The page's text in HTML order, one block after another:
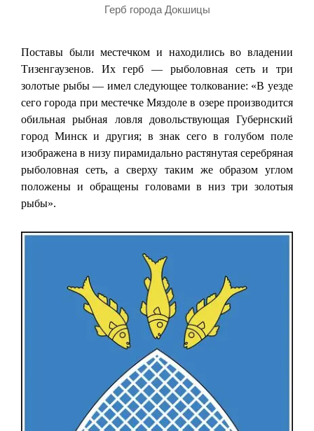
Герб города Докшицы
Поставы были местечком и находились во владении
Тизенгаузенов. Их герб — рыболовная сеть и три
золотые рыбы — имел следующее толкование: «В уезде
сего города при местечке Мяздоле в озере производится
обильная рыбная ловля довольствующая Губернский
город Минск и другия; в знак сего в голубом поле
изображена в низу пирамидально растянутая серебряная
рыболовная сеть, а сверху таким же образом углом
положены и обращены головами в низ три золотыя
рыбы».